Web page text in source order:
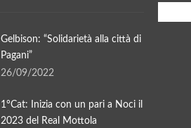
Gelbison: “Solidarietà alla città di
Pagani”
26/09/2022
1°Cat: Inizia con un pari a Noci il
2023 del Real Mottola